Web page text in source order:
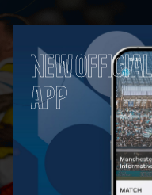
NEW OFFICIAL
APP